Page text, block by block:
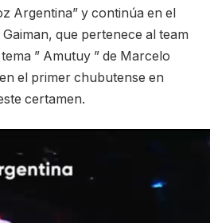
Argentina” y continúa en el
que pertenece al team
” Amutuy ” de Marcelo
el primer chubutense en
certamen.